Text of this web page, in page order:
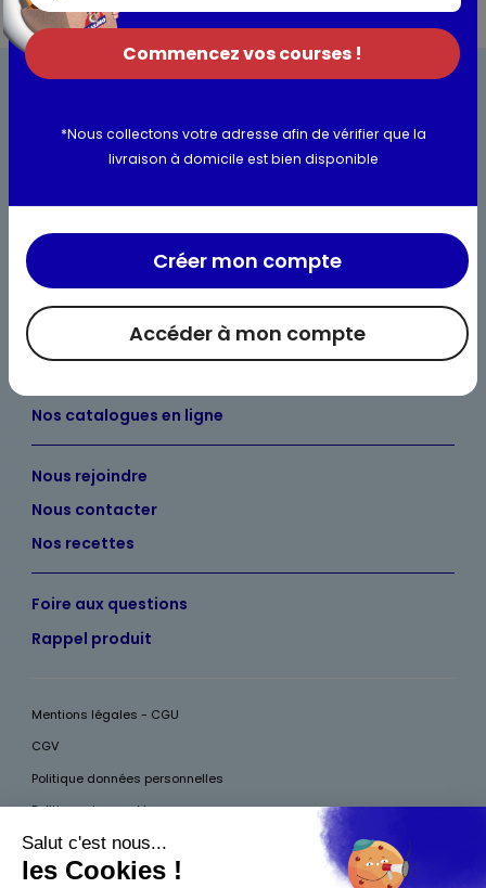
Nos engagements
Maximo et vous
Maxicado
Nos catalogues en ligne
Nous rejoindre
Nous contacter
Nos recettes
Foire aux questions
Rappel produit
Mentions légales - CGU
CGV
Politique données personnelles
Politique des cookies
Accessibilité
Commencez vos courses !
*Nous collectons votre adresse afin de vérifier que la
livraison à domicile est bien disponible
Accéder à mon compte
Créer mon compte